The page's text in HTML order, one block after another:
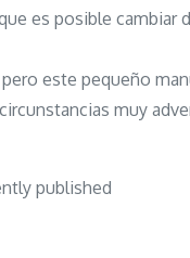
es posible cambiar
este pequeño
muy
published